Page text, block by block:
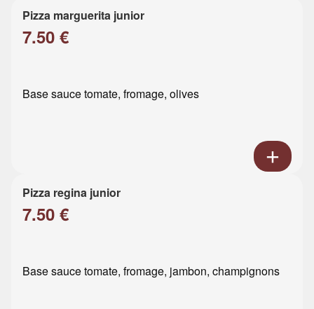
Pizza marguerita junior
7.50 €
Base sauce tomate, fromage, olives
Pizza regina junior
7.50 €
Base sauce tomate, fromage, jambon, champignons